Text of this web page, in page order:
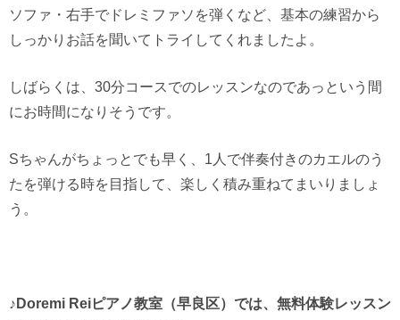
ソファ・右手でドレミファソを弾くなど、基本の練習から
しっかりお話を聞いてトライしてくれましたよ。
しばらくは、30分コースでのレッスンなのであっという間
にお時間になりそうです。
Sちゃんがちょっとでも早く、1人で伴奏付きのカエルのう
たを弾ける時を目指して、楽しく積み重ねてまいりましょ
う。
♪Doremi Reiピアノ教室（早良区）では、無料体験レッスン